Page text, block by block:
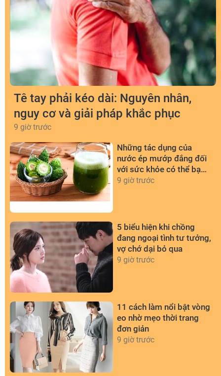
Tê tay phải kéo dài: Nguyên nhân,
nguy cơ và giải pháp khắc phục
9 giờ trước
Những tác dụng của
nước ép mướp đắng đối
với sức khỏe có thể bạn
chưa biết
9 giờ trước
5 biểu hiện khi chồng
đang ngoại tình tư tưởng,
vợ chớ dại bỏ qua
9 giờ trước
11 cách làm nổi bật vòng
eo nhờ mẹo thời trang
đơn giản
9 giờ trước